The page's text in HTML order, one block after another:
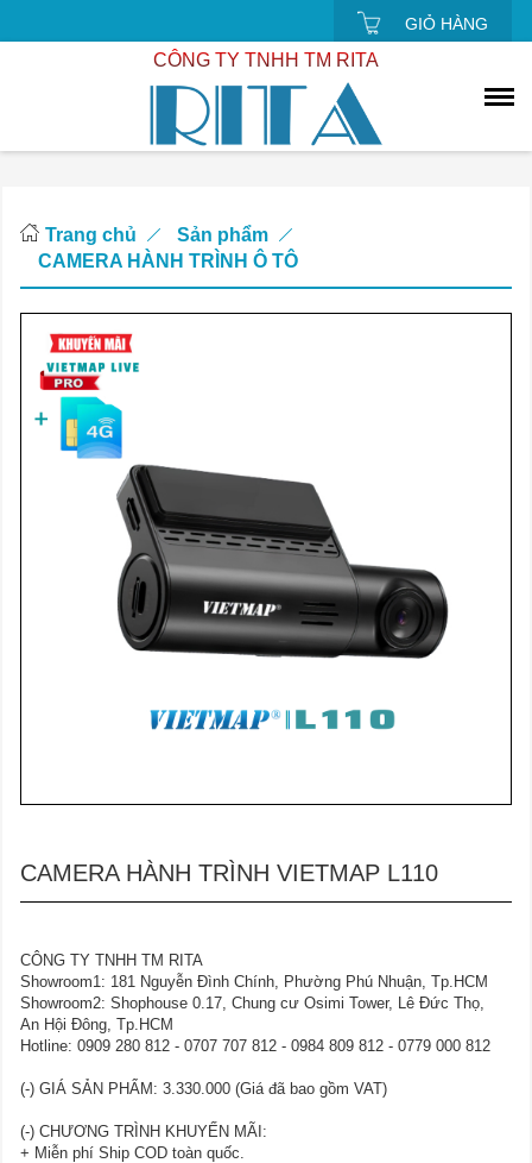
GIỎ HÀNG
CÔNG TY TNHH TM RITA
Trang chủ
Sản phẩm
CAMERA HÀNH TRÌNH Ô TÔ
CAMERA HÀNH TRÌNH VIETMAP L110
CÔNG TY TNHH TM RITA
Showroom1: 181 Nguyễn Đình Chính, Phường Phú Nhuận, Tp.HCM
Showroom2: Shophouse 0.17, Chung cư Osimi Tower, Lê Đức Thọ,
An Hội Đông, Tp.HCM
Hotline: 0909 280 812 - 0707 707 812 - 0984 809 812 - 0779 000 812
(-) GIÁ SẢN PHẨM: 3.330.000 (Giá đã bao gồm VAT)
(-) CHƯƠNG TRÌNH KHUYẾN MÃI:
+ Miễn phí Ship COD toàn quốc.